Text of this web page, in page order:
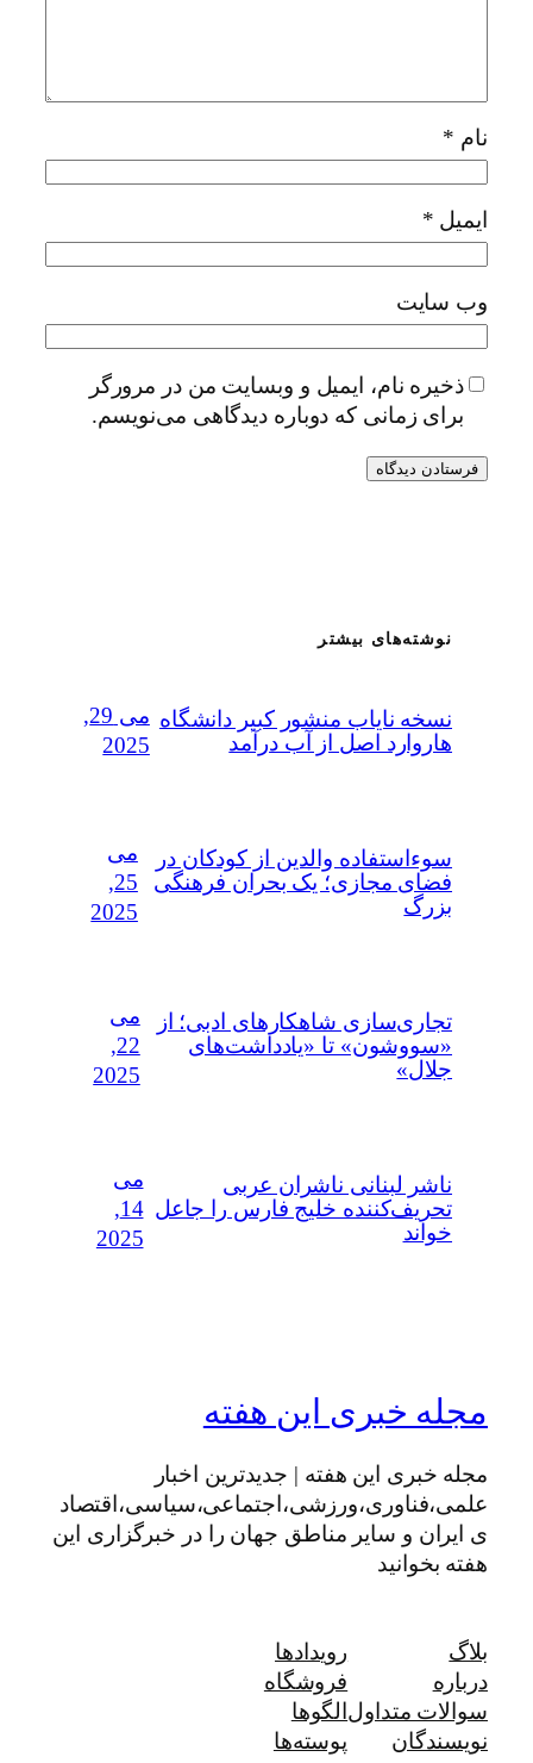
نام *
ایمیل *
وب‌ سایت
ذخیره نام، ایمیل و وبسایت من در مرورگر
برای زمانی که دوباره دیدگاهی می‌نویسم.
نوشته‌های بیشتر
نسخه نایاب منشور کبیر دانشگاه
هاروارد اصل از آب درآمد
می 29,
2025
سوءاستفاده‌ والدین از کودکان در
فضای مجازی؛ یک بحران فرهنگی
بزرگ
می
25,
2025
تجاری‌سازی شاهکارهای ادبی؛ از
«سووشون» تا «یادداشت‌های
جلال»
می
22,
2025
ناشر لبنانی ناشران عربی
تحریف‌کننده خلیج فارس را جاعل
خواند
می
14,
2025
مجله خبری این هفته
مجله خبری این هفته | جدیدترین اخبار
علمی،فناوری،ورزشی،اجتماعی،سیاسی،اقتصاد
ی ایران و سایر مناطق جهان را در خبرگزاری این
هفته بخوانید
بلاگ
درباره
سوالات متداول
نویسندگان
رویدادها
فروشگاه
الگوها
پوسته‌ها